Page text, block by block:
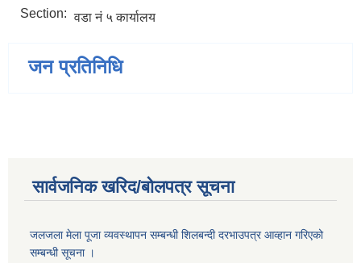
Section: वडा नं ५ कार्यालय
जन प्रतिनिधि
सार्वजनिक खरिद/बोलपत्र सूचना
जलजला मेला पूजा व्यवस्थापन सम्बन्धी शिलबन्दी दरभाउपत्र आव्हान गरिएको
सम्बन्धी सूचना ।